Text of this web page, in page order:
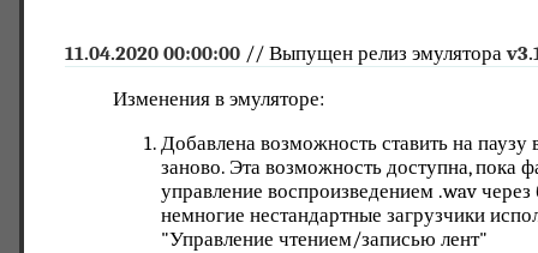
11.04.2020 00:00:00 // Выпущен релиз эмулятора
Изменения в эмуляторе:
Добавлена возможность ставить на
заново. Эта возможность доступна, пока
управление воспроизведением .wav
немногие нестандартные загрузчики
"Управление чтением/записью лент"